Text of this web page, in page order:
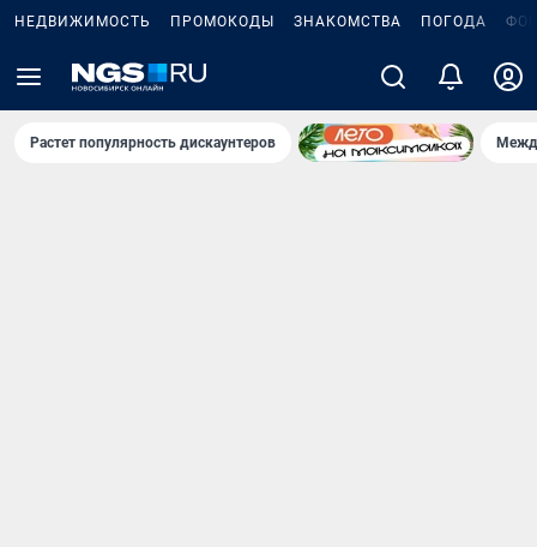
НЕДВИЖИМОСТЬ ПРОМОКОДЫ ЗНАКОМСТВА ПОГОДА
Растет популярность дискаунтеров